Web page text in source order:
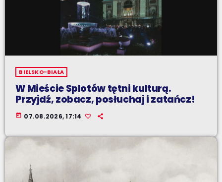
BIELSKO-BIAŁA
W Mieście Splotów tętni kulturą.
Przyjdź, zobacz, posłuchaj i zatańcz!
today 07.08.2026, 17:14